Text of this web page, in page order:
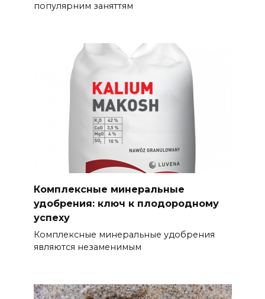
популярним заняттям
Комплексные минеральные
удобрения: ключ к плодородному
успеху
Комплексные минеральные удобрения
являются незаменимым